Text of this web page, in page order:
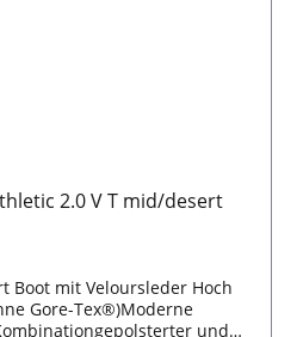
2.0 V T mid/desert
Boot mit Veloursleder Hoch
Gore-Tex®)Moderne
und